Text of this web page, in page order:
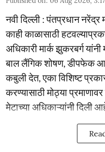
नवी दिल्ली : पंतप्रधान
काही काळासाठी
अधिकारी मार्क झुकरबर्ग
बाल लैंगिक शोषण, डीपफेक
कबुली देत, एका विशिष्ट
करण्यासाठी मोठ्या
मेटाच्या अधिकाऱ्यांनी दिली